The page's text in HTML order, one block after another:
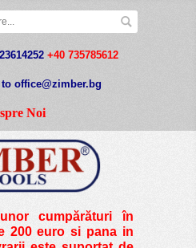
+40 735785612
office@zimber.bg
Noi
cumpărături în
200 euro si pana in